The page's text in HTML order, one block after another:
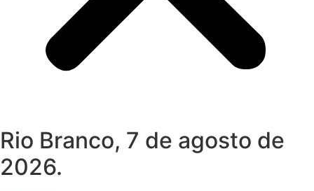
Rio Branco, 7 de agosto de
2026.